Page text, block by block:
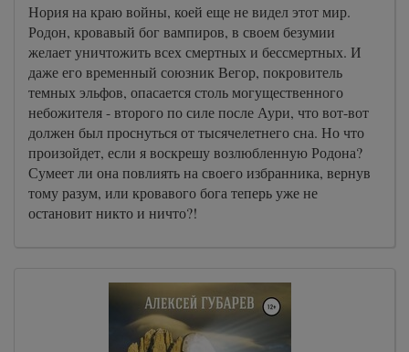
Нория на краю войны, коей еще не видел этот мир.
Родон, кровавый бог вампиров, в своем безумии
желает уничтожить всех смертных и бессмертных. И
даже его временный союзник Вегор, покровитель
темных эльфов, опасается столь могущественного
небожителя - второго по силе после Аури, что вот-вот
должен был проснуться от тысячелетнего сна. Но что
произойдет, если я воскрешу возлюбленную Родона?
Сумеет ли она повлиять на своего избранника, вернув
тому разум, или кровавого бога теперь уже не
остановит никто и ничто?!